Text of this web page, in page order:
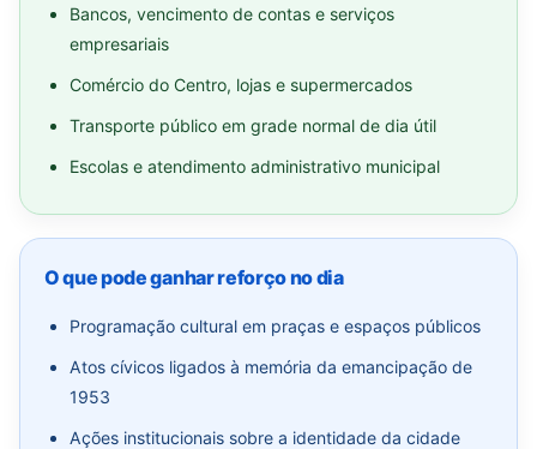
Bancos, vencimento de contas e serviços
empresariais
Comércio do Centro, lojas e supermercados
Transporte público em grade normal de dia útil
Escolas e atendimento administrativo municipal
O que pode ganhar reforço no dia
Programação cultural em praças e espaços públicos
Atos cívicos ligados à memória da emancipação de
1953
Ações institucionais sobre a identidade da cidade